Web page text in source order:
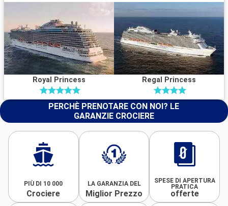
Royal Princess Regal Princess
PERCHÈ PRENOTARE CON NOI? LE
GARANZIE CROCIERE
PIÙ DI 10 000
Crociere
LA GARANZIA DEL
Miglior Prezzo
SPESE DI APERTURA
PRATICA
offerte